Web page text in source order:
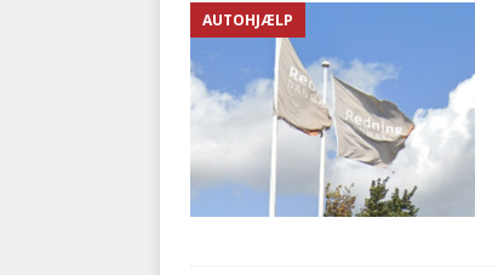
AUTOHJÆLP